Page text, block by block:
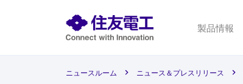
製品情報
ニュースルーム ニュース＆プレスリリース